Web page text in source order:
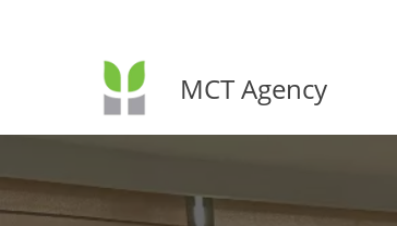
MCT Agency